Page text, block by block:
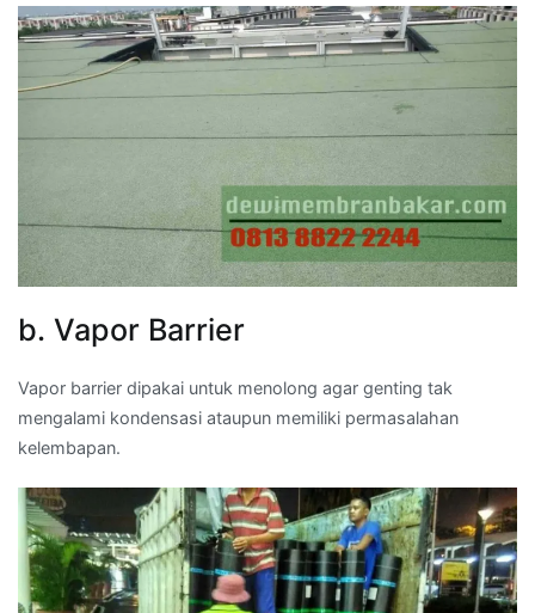
b. Vapor Barrier
Vapor barrier dipakai untuk menolong agar genting tak
mengalami kondensasi ataupun memiliki permasalahan
kelembapan.